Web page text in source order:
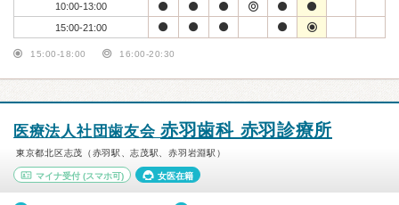
10:00-13:00
15:00-21:00
15:00-18:00 16:00-20:30
医療法人社団歯友会 赤羽歯科 赤羽診療所
東京都北区志茂（赤羽駅、志茂駅、赤羽岩淵駅）
マイナ受付 (スマホ可) 女医在籍